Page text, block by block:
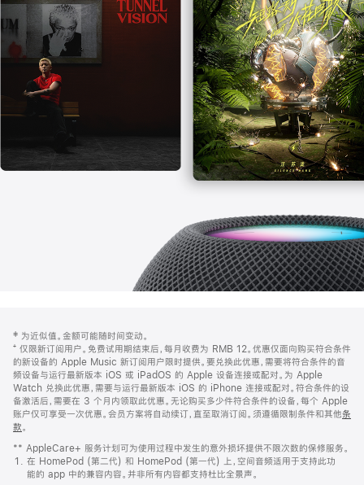
中
打
开)
页
页
脚
注
‡ 为近似值。金额可能随时间变动。
⁺ 仅限新订阅用户。免费试用期结束后，每月收费为 RMB 12。优惠仅面向购买符合条件
的新设备的 Apple Music 新订阅用户限时提供。要兑换此优惠，需要将符合条件的音
频设备与运行最新版本 iOS 或 iPadOS 的 Apple 设备连接或配对。为 Apple
Watch 兑换此优惠，需要与运行最新版本 iOS 的 iPhone 连接或配对。符合条件的设
备激活后，需要在 3 个月内领取此优惠。无论购买多少件符合条件的设备，每个 Apple
账户仅可享受一次优惠。会员方案将自动续订，直至取消订阅。须遵循限制条件和其他条
款。
窗
口
中
** AppleCare+ 服务计划可为使用过程中发生的意外损坏提供不限次数的保修服务。
在 HomePod (第二代) 和 HomePod (第一代) 上，空间音频适用于支持此功
能的 app 中的兼容内容。并非所有内容都支持杜比全景声。